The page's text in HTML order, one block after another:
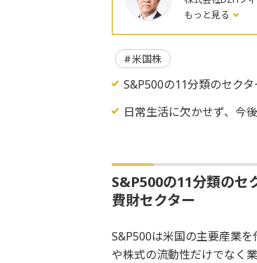
もっと見る
米国株
S&P500の11分類のセク
日常生活に欠かせず、今
S&P500の11分類のセ
費財セクター
S&P500は米国の主要産業
や株式の流動性だけでなく